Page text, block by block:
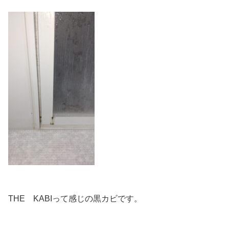
THE KABIって感じの黒カビです。